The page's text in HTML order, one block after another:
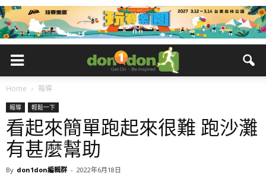
Home 報導
報導 輕鬆一下
看起來簡單跑起來很難 跑沙灘
有甚麼幫助
By don1don編輯群 - 2022年6月18日